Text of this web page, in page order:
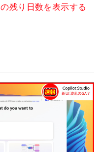
残り日数を表示する